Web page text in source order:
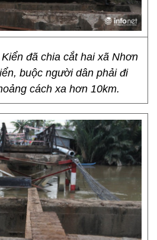
đã chia cắt hai xã Nhơn
buộc người dân phải đi
cách xa hơn 10km.